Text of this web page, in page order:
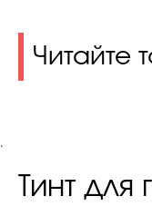
Читайте
.
Тинт для